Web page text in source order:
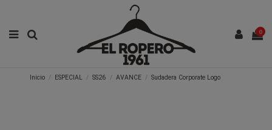
0
Inicio ESPECIAL SS26 AVANCE Sudadera Corporate Logo